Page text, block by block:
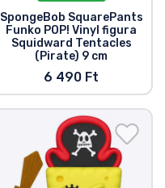
SpongeBob SquarePants
Funko POP! Vinyl figura
Squidward Tentacles
(Pirate) 9 cm
6 490 Ft